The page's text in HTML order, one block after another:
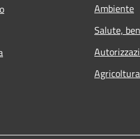
Ambiente
Salute,